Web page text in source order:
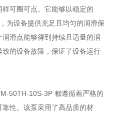
可圈可点。它能够以稳定的
为设备提供充足且均匀的润滑保
滑点能够得到持续且适量的润
的设备故障，保证了设备运行
50TH-10S-3P 都遵循着严格的
性。该泵采用了高品质的材